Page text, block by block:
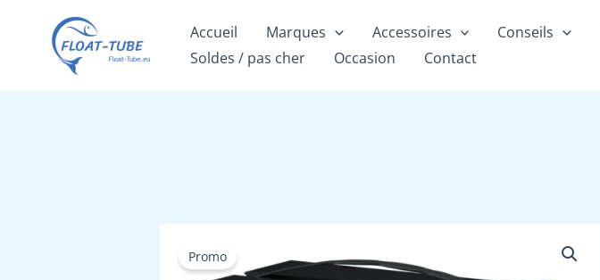
Accueil Marques Accessoires Conseils
Soldes / pas cher
Occasion Contact
Promo